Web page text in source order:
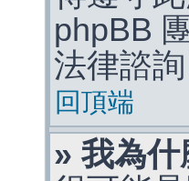
phpBB
法律諮
回頂端
» 我為什